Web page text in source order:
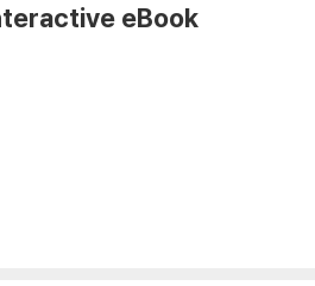
eBook